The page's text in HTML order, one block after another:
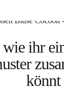
Schnittmuster-
ihr
könnt